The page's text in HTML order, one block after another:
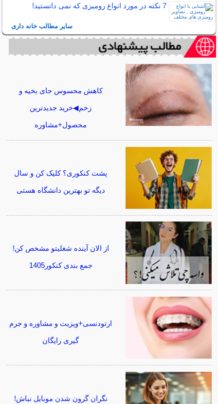
7 نکته در مورد انواع رومیزی که نمی دانستید!
سایر مطالب خانه داری
کاهش محسوس جای بخیه و
زخم◀خرید جدیدترین
محصول+مشاوره
پشت کنکوری؟ کلیک کن و سال
دیگه تو بهترین دانشگاه هستی
از الان آینده شغلیتو مشخص کن!
جمع بندی کنکور1405
ارتودنسی+ویزیت و مشاوره و جرم
گیری رایگان
نگران گرون شدن موبایل نباش!